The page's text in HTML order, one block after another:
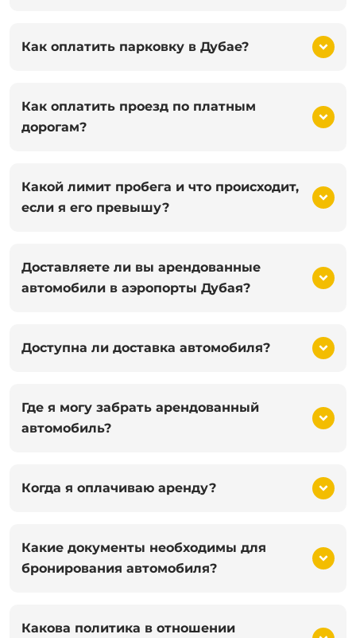
Как оплатить парковку в Дубае?
Как оплатить проезд по платным
дорогам?
Какой лимит пробега и что происходит,
если я его превышу?
Доставляете ли вы арендованные
автомобили в аэропорты Дубая?
Доступна ли доставка автомобиля?
Где я могу забрать арендованный
автомобиль?
Когда я оплачиваю аренду?
Какие документы необходимы для
бронирования автомобиля?
Какова политика в отношении